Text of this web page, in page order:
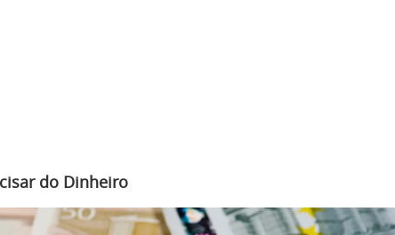
do Dinheiro